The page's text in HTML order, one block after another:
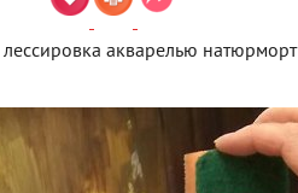
акварелью натюрморт